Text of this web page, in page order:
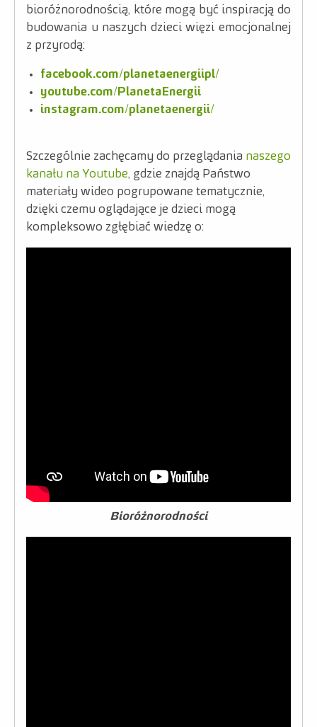
bioróżnorodnością, które mogą być inspiracją do
budowania u naszych dzieci więzi emocjonalnej
z przyrodą:
facebook.com/planetaenergiipl/
youtube.com/PlanetaEnergii
instagram.com/planetaenergii/
Szczególnie zachęcamy do przeglądania naszego
kanału na Youtube, gdzie znajdą Państwo
materiały wideo pogrupowane tematycznie,
dzięki czemu oglądające je dzieci mogą
kompleksowo zgłębiać wiedzę o:
Bioróżnorodności